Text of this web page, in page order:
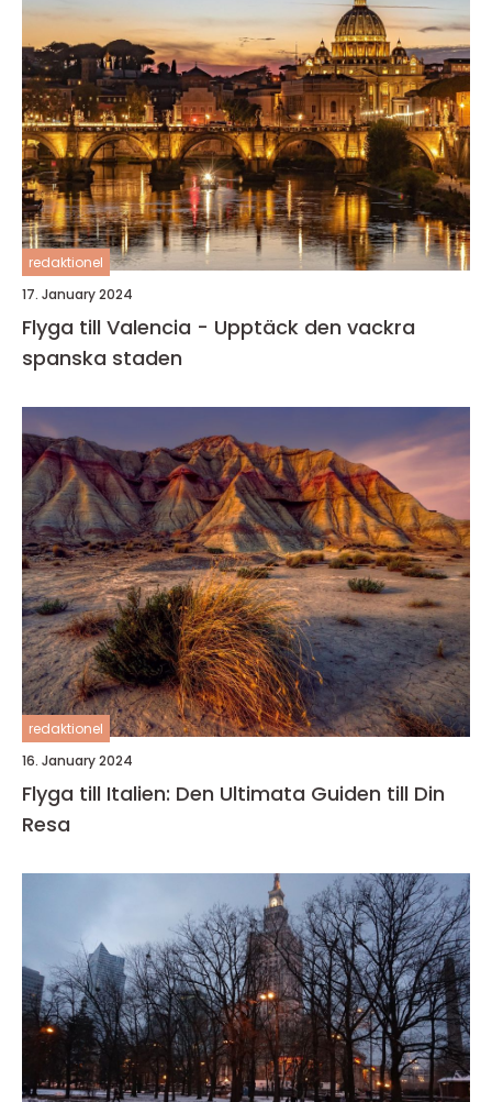
redaktionel
17. January 2024
Flyga till Valencia - Upptäck den vackra
spanska staden
redaktionel
16. January 2024
Flyga till Italien: Den Ultimata Guiden till Din
Resa